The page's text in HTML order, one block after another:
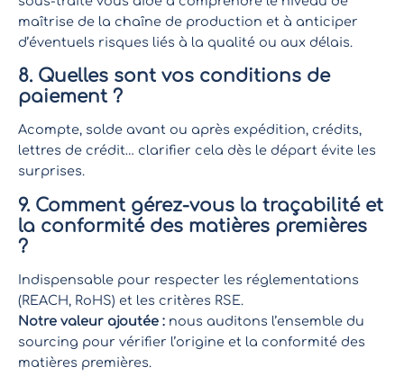
maîtrise de la chaîne de production et à anticiper
d’éventuels risques liés à la qualité ou aux délais.
8. Quelles sont vos conditions de
paiement ?
Acompte, solde avant ou après expédition, crédits,
lettres de crédit… clarifier cela dès le départ évite les
surprises.
9. Comment gérez-vous la traçabilité et
la conformité des matières premières
?
Indispensable pour respecter les réglementations
(REACH, RoHS) et les critères RSE.
Notre valeur ajoutée : nous auditons l’ensemble du
sourcing pour vérifier l’origine et la conformité des
matières premières.